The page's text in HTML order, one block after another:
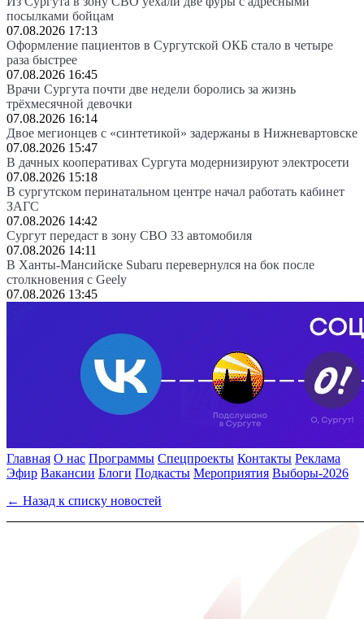
посылками бойцам
07.08.2026 17:13
Оформление пациентов в Сургутской ОКБ стало в четыре
раза быстрее
07.08.2026 16:45
Врачи Сургута почти две недели боролись за жизнь
трёхмесячной девочки
07.08.2026 16:14
Двое мегионцев с «синтетикой» задержаны в Нижневартовске
07.08.2026 15:47
В дачных кооперативах Сургута модернизируют электросети
07.08.2026 15:18
В сургутском перинатальном центре начал работать кабинет
ЗАГС
07.08.2026 14:42
Сургут передаст в зону СВО 33 автомобиля
07.08.2026 14:11
В Ханты-Мансийске Subaru перевернулся на бок после
столкновения с Geely
07.08.2026 13:45
Главная О нас Программы Спецпроекты Контакты Реклама
Эфир Вакансии Блоги Подкасты Мероприятия Выборы-2026
← Назад к списку новостей